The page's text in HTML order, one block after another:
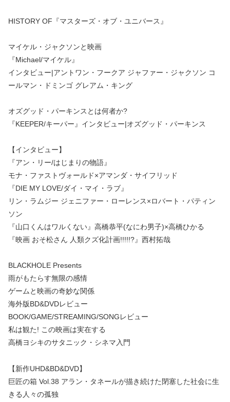
HISTORY OF『マスターズ・オブ・ユニバース』
マイケル・ジャクソンと映画
『Michael/マイケル』
インタビュー|アントワン・フークア ジャファー・ジャクソン コ
ールマン・ドミンゴ グレアム・キング
オズグッド・パーキンスとは何者か?
『KEEPER/キーパー』インタビュー|オズグッド・パーキンス
【インタビュー】
『アン・リー/はじまりの物語』
モナ・ファストヴォールド×アマンダ・サイフリッド
『DIE MY LOVE/ダイ・マイ・ラブ』
リン・ラムジー ジェニファー・ローレンス×ロバート・パティン
ソン
『山口くんはワルくない』高橋恭平(なにわ男子)×高橋ひかる
『映画 おそ松さん 人類クズ化計画!!!!!?』西村拓哉
BLACKHOLE Presents
雨がもたらす無限の感情
ゲームと映画の奇妙な関係
海外版BD&DVDレビュー
BOOK/GAME/STREAMING/SONGレビュー
私は観た! この映画は実在する
高橋ヨシキのサタニック・シネマ入門
【新作UHD&BD&DVD】
巨匠の箱 Vol.38 アラン・タネールが描き続けた閉塞した社会に生
きる人々の孤独